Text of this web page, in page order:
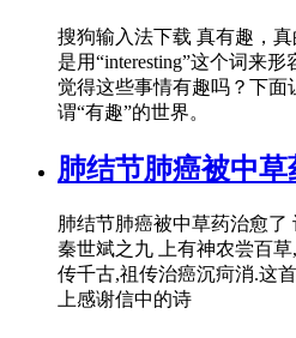
搜狗输入法下载 真有趣，
是用“interesting”这个词来
觉得这些事情有趣吗？下面
谓“有趣”的世界。
肺结节肺癌被中草
肺结节肺癌被中草药治愈了
秦世斌之九 上有神农尝百
传千古,祖传治癌沉疴消.这
上感谢信中的诗